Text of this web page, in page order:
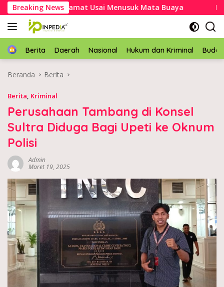
Langsung
ke
konten
Breaking News
Selamat Usai Menusuk Mata Buaya Kapolres
HomeBerita Daerah Nasional Hukum dan Kriminal
Beranda Berita
Berita, Kriminal
Perusahaan Tambang di Konsel
Sultra Diduga Bagi Upeti ke Oknum
Polisi
Admin
Maret 19, 2025